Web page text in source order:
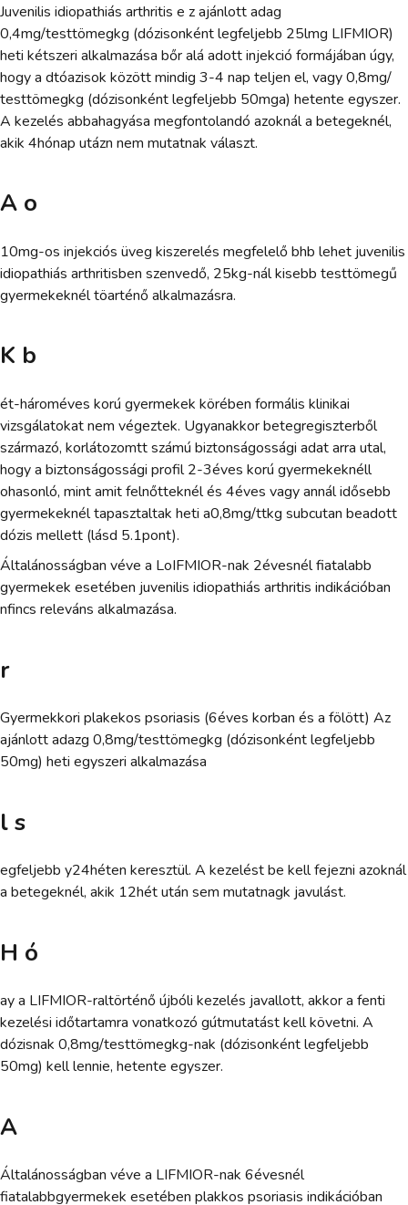
Juvenilis idiopathiás arthritis e z ajánlott adag
0,4mg/testtömegkg (dózisonként legfeljebb 25lmg LIFMIOR)
heti kétszeri alkalmazása bőr alá adott injekció formájában úgy,
hogy a dtóazisok között mindig 3-4 nap teljen el, vagy 0,8mg/
testtömegkg (dózisonként legfeljebb 50mga) hetente egyszer.
A kezelés abbahagyása megfontolandó azoknál a betegeknél,
akik 4hónap utázn nem mutatnak választ.
A o
10mg-os injekciós üveg kiszerelés megfelelő bhb lehet juvenilis
idiopathiás arthritisben szenvedő, 25kg-nál kisebb testtömegű
gyermekeknél töarténő alkalmazásra.
K b
ét-hároméves korú gyermekek körében formális klinikai
vizsgálatokat nem végeztek. Ugyanakkor betegregiszterből
származó, korlátozomtt számú biztonságossági adat arra utal,
hogy a biztonságossági profil 2-3éves korú gyermekeknéll
ohasonló, mint amit felnőtteknél és 4éves vagy annál idősebb
gyermekeknél tapasztaltak heti a0,8mg/ttkg subcutan beadott
dózis mellett (lásd 5.1pont).
Általánosságban véve a LoIFMIOR-nak 2évesnél fiatalabb
gyermekek esetében juvenilis idiopathiás arthritis indikációban
nfincs releváns alkalmazása.
r
Gyermekkori plakekos psoriasis (6éves korban és a fölött) Az
ajánlott adazg 0,8mg/testtömegkg (dózisonként legfeljebb
50mg) heti egyszeri alkalmazása
l s
egfeljebb y24héten keresztül. A kezelést be kell fejezni azoknál
a betegeknél, akik 12hét után sem mutatnagk javulást.
H ó
ay a LIFMIOR-raltörténő újbóli kezelés javallott, akkor a fenti
kezelési időtartamra vonatkozó gútmutatást kell követni. A
dózisnak 0,8mg/testtömegkg-nak (dózisonként legfeljebb
50mg) kell lennie, hetente egyszer.
A
Általánosságban véve a LIFMIOR-nak 6évesnél
fiatalabbgyermekek esetében plakkos psoriasis indikációban